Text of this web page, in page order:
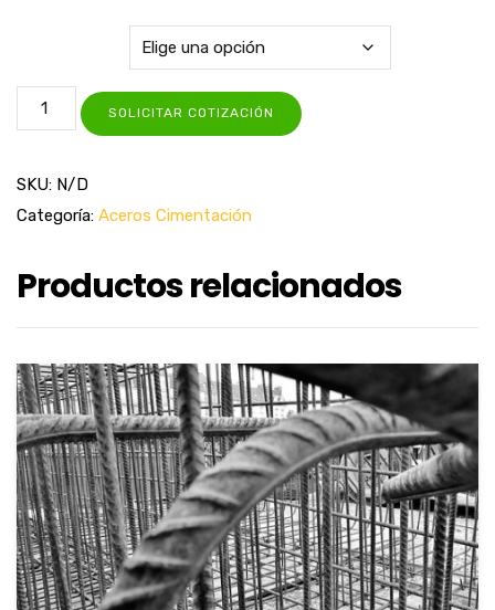
SOLICITAR COTIZACIÓN
SKU: N/D
Categoría: Aceros Cimentación
Productos relacionados